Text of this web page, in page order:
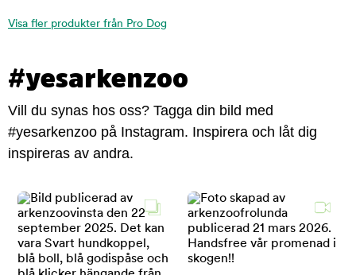
Visa fler produkter från Pro Dog
#yesarkenzoo
Vill du synas hos oss? Tagga din bild med
#yesarkenzoo på Instagram. Inspirera och låt dig
inspireras av andra.